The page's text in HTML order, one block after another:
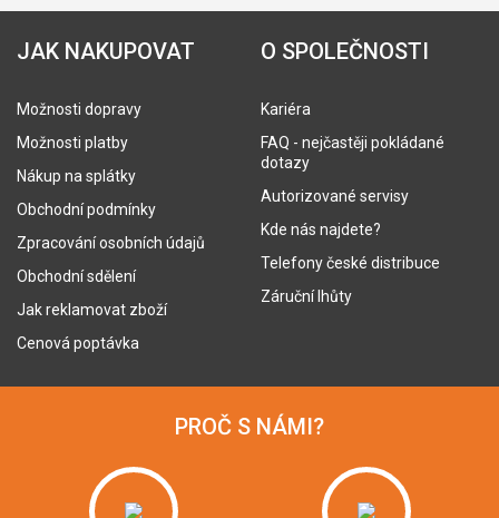
JAK NAKUPOVAT
Možnosti dopravy
Možnosti platby
Nákup na splátky
Obchodní podmínky
Zpracování osobních údajů
Obchodní sdělení
Jak reklamovat zboží
Cenová poptávka
O SPOLEČNOSTI
Kariéra
FAQ - nejčastěji pokládané
dotazy
Autorizované servisy
Kde nás najdete?
Telefony české distribuce
Záruční lhůty
PROČ S NÁMI?